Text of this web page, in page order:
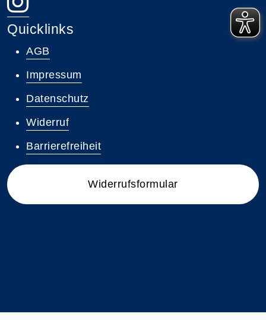
Quicklinks
AGB
Impressum
Datenschutz
Widerruf
Barrierefreiheit
Widerrufsformular